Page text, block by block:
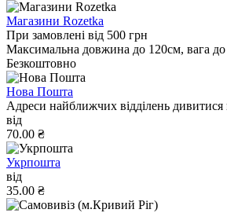
Магазини Rozetka
При замовлені від 500 грн
Максимальна довжина до 120см, вага до
Безкоштовно
Нова Пошта
Адреси найближчих відділень дивитися
від
70.00 ₴
Укрпошта
від
35.00 ₴